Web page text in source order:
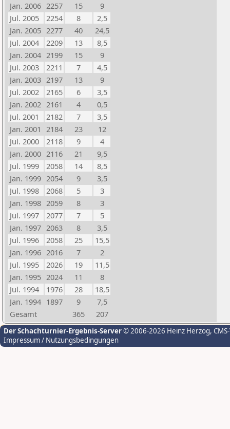
Jan. 2006 2257 15
9
Jul. 2005
2254 8
2,5
Jan. 2005 2277 40
24,5
Jul. 2004
2209 13
8,5
Jan. 2004 2199 15
9
Jul. 2003
2211 7
4,5
Jan. 2003 2197 13
9
Jul. 2002
2165 6
3,5
Jan. 2002 2161 4
0,5
Jul. 2001
2182 7
3,5
Jan. 2001 2184 23
12
Jul. 2000
2118 9
4
Jan. 2000 2116 21
9,5
Jul. 1999
2058 14
8,5
Jan. 1999 2054 9
3,5
Jul. 1998
2068 5
3
Jan. 1998 2059 8
3
Jul. 1997
2077 7
5
Jan. 1997 2063 8
3,5
Jul. 1996
2058 25
15,5
Jan. 1996 2016 7
2
Jul. 1995
2026 19
11,5
Jan. 1995 2024 11
8
Jul. 1994
1976 28
18,5
Jan. 1994 1897 9
7,5
Gesamt
365 207
Der Schachturnier-Ergebnis-Server© 2006-2026 Heinz Herzog,
Impressum / Nutzungsbedingungen